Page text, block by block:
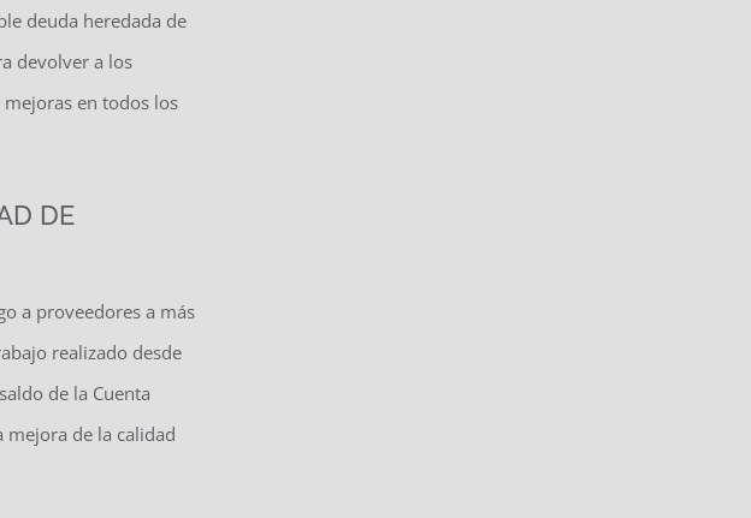
deuda heredada de
devolver a los
mejoras en todos los
DE
a proveedores a más
realizado desde
de la Cuenta
de la calidad